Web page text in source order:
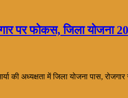
पर फोकस, जिला योजना
की अध्यक्षता में जिला योजना पास,